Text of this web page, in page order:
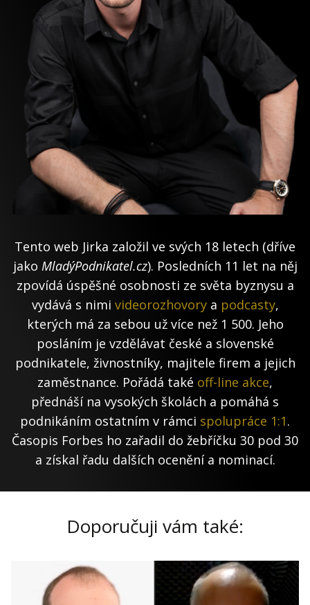
Tento web Jirka založil ve svých 18 letech (dříve
jako MladýPodnikatel.cz). Posledních 11 let na něj
zpovídá úspěšné osobnosti ze světa byznysu a
vydává s nimi videorozhovorya podcasty,
kterých má za sebou už více než 1 500. Jeho
posláním je vzdělávat české a slovenské
podnikatele, živnostníky, majitele firem a jejich
zaměstnance. Pořádá také off-line akce,
přednáší na vysokých školách a pomáhá s
podnikáním ostatním v rámci spolupráce 1:1.
Časopis Forbes ho zařadil do žebříčku 30 pod 30
a získal řadu dalších ocenění a nominací.
Doporučuji vám také: